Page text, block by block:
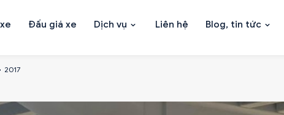
Đấu giá xe Dịch vụ Liên hệ Blog, tin tức
2017